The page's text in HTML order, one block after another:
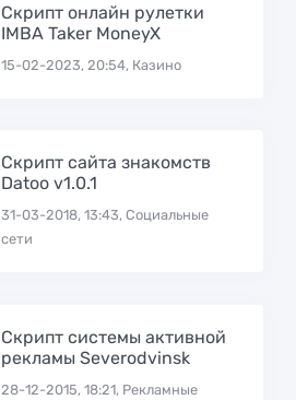
Скрипт онлайн рулетки
IMBA Taker MoneyX
15-02-2023, 20:54, Казино
Скрипт сайта знакомств
Datoo v1.0.1
31-03-2018, 13:43, Социальные
сети
Скрипт системы активной
рекламы Severodvinsk
28-12-2015, 18:21, Рекламные